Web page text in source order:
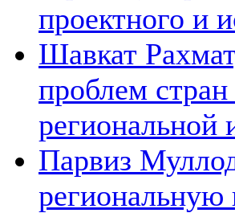
проектного и
Шавкат
проблем
региональной
Парвиз